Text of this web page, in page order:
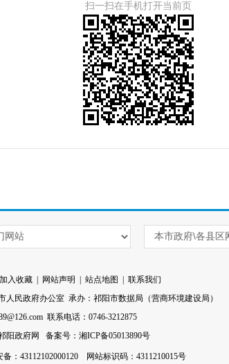
扫一扫在手机打开当前页
加入收藏 网站声明 站点地图
联系我们
人民政府办公室 承办：祁阳市数据局（营商环境建设局）
联系电话：0746-3212875
阳政府网 备案号：湘ICP备05013890号
：43112102000120 网站标识码：4311210015号